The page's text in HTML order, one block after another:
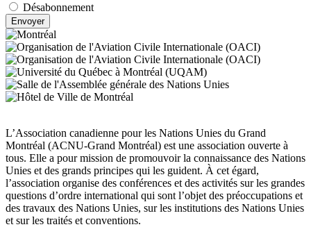
Désabonnement
L’Association canadienne pour les Nations Unies du Grand
Montréal (ACNU-Grand Montréal) est une association ouverte à
tous. Elle a pour mission de promouvoir la connaissance des Nations
Unies et des grands principes qui les guident. À cet égard,
l’association organise des conférences et des activités sur les grandes
questions d’ordre international qui sont l’objet des préoccupations et
des travaux des Nations Unies, sur les institutions des Nations Unies
et sur les traités et conventions.